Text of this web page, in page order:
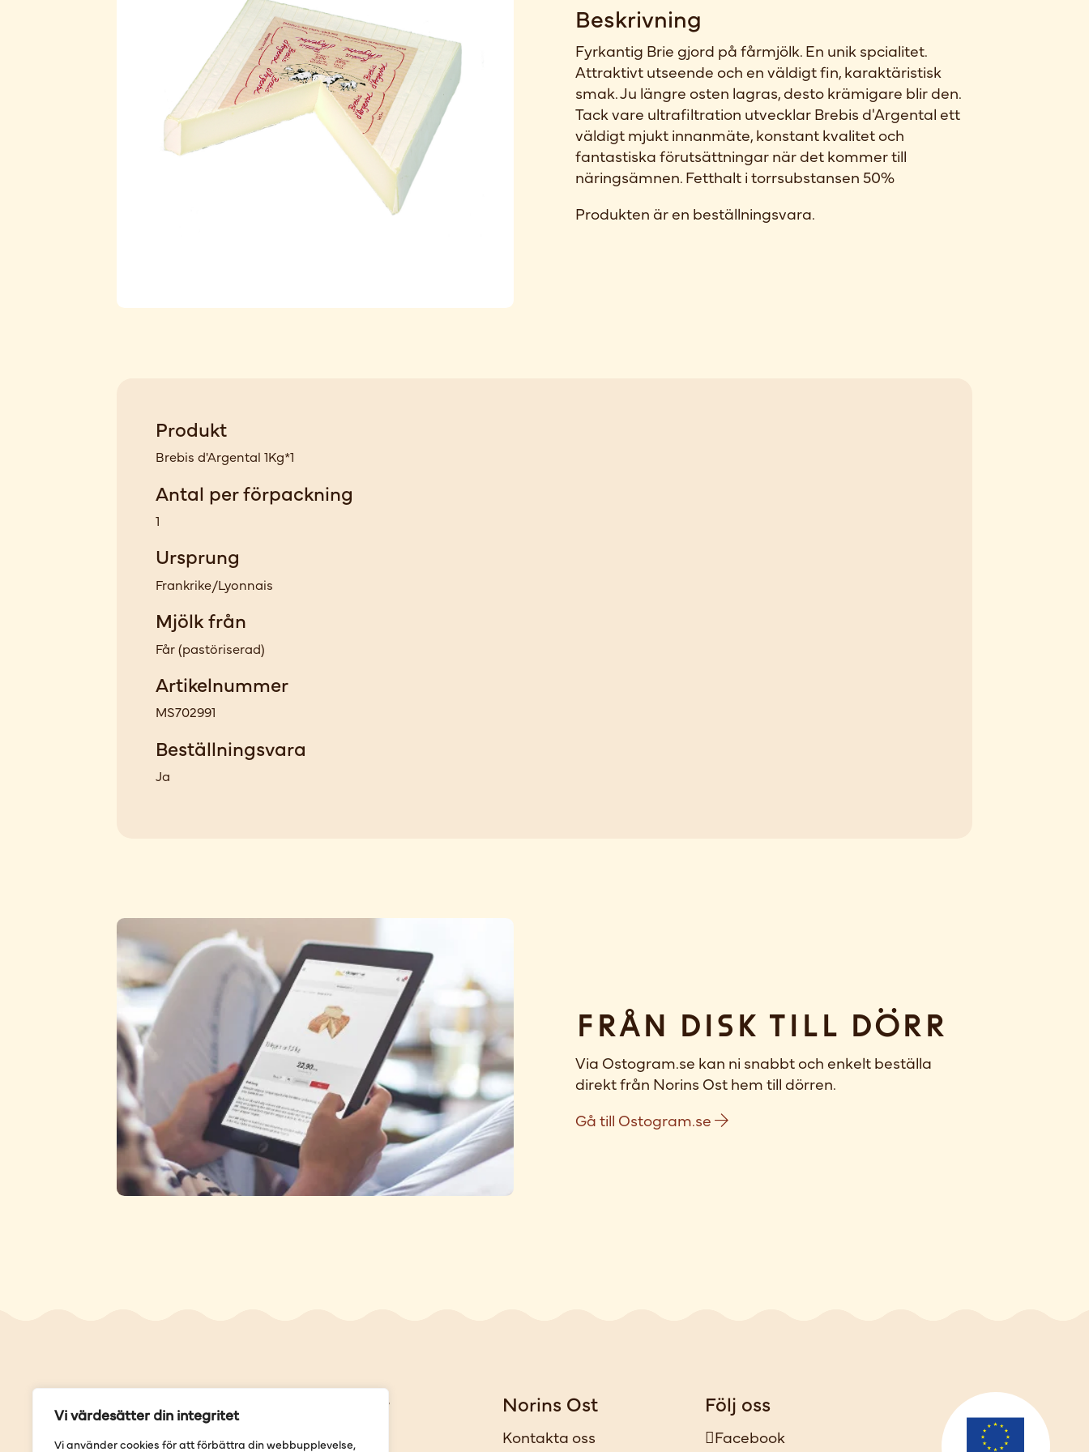
Vi värdesätter din integritet
Vi använder cookies för att förbättra din webbupplevelse,
Beskrivning
Fyrkantig Brie gjord på fårmjölk. En unik spcialitet.
Attraktivt utseende och en väldigt fin, karaktäristisk
smak. Ju längre osten lagras, desto krämigare blir den.
Tack vare ultrafiltration utvecklar Brebis d'Argental ett
väldigt mjukt innanmäte, konstant kvalitet och
fantastiska förutsättningar när det kommer till
näringsämnen. Fetthalt i torrsubstansen 50%
Produkten är en beställningsvara.
Produkt
Brebis d'Argental 1Kg*1
Antal per förpackning
1
Ursprung
Frankrike/Lyonnais
Mjölk från
Får(pastöriserad)
Artikelnummer
MS702991
Beställningsvara
Ja
Från disk till dörr
Via Ostogram.se kan ni snabbt och enkelt beställa
direkt från Norins Ost hem till dörren.
Gå till Ostogram.se
Genvägar
Våra butiker
Norins Ost
Kontakta oss
Följ oss
Facebook